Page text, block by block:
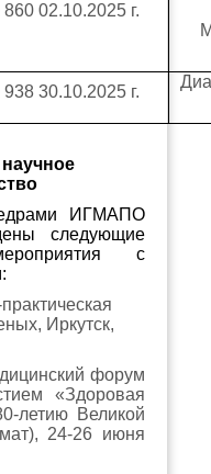
02.10.2025 г.
30.10.2025 г.
ИГМАПО
следующие
с
Иркутск,
форум
«Здоровая
летию Великой
24-26 июня